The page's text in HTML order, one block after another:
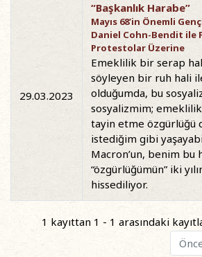
29.03.2023
“Başkanlık Harabe”
Mayıs 68’in Önemli
Daniel Cohn-Bendit ile
Protestolar Üzerine
Emeklilik bir serap
söyleyen bir ruh hali
olduğumda, bu
sosyalizmim;
tayin etme özgürlüğü
istediğim gibi
Macron’un, benim bu
“özgürlüğümün” iki
hissediliyor.
1 kayıttan 1 - 1 arasındaki